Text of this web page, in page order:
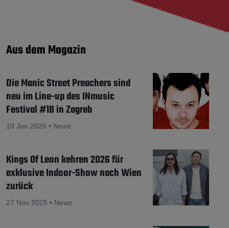
Aus dem Magazin
Die Manic Street Preachers sind
neu im Line-up des INmusic
Festival #18 in Zagreb
10 Jan 2026 • News
Kings Of Leon kehren 2026 für
exklusive Indoor-Show nach Wien
zurück
27 Nov 2025 • News